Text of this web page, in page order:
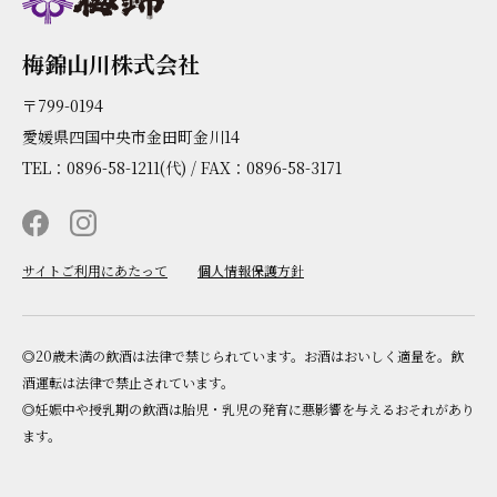
梅錦山川株式会社
〒799-0194
愛媛県四国中央市金田町金川14
TEL：0896-58-1211(代) / FAX：0896-58-3171
サイトご利用にあたって 個人情報保護方針
◎20歳未満の飲酒は法律で禁じられています。お酒はおいしく適量を。飲
酒運転は法律で禁止されています。
◎妊娠中や授乳期の飲酒は胎児・乳児の発育に悪影響を与えるおそれがあり
ます。